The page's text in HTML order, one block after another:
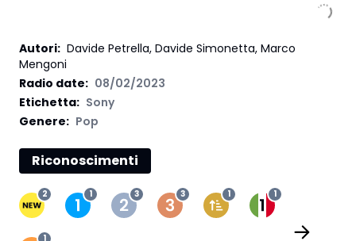
Autori: Davide Petrella, Davide Simonetta, Marco
Mengoni
Radio date: 08/02/2023
Etichetta: Sony
Genere: Pop
Riconoscimenti
2 1 3 3 1 1
1